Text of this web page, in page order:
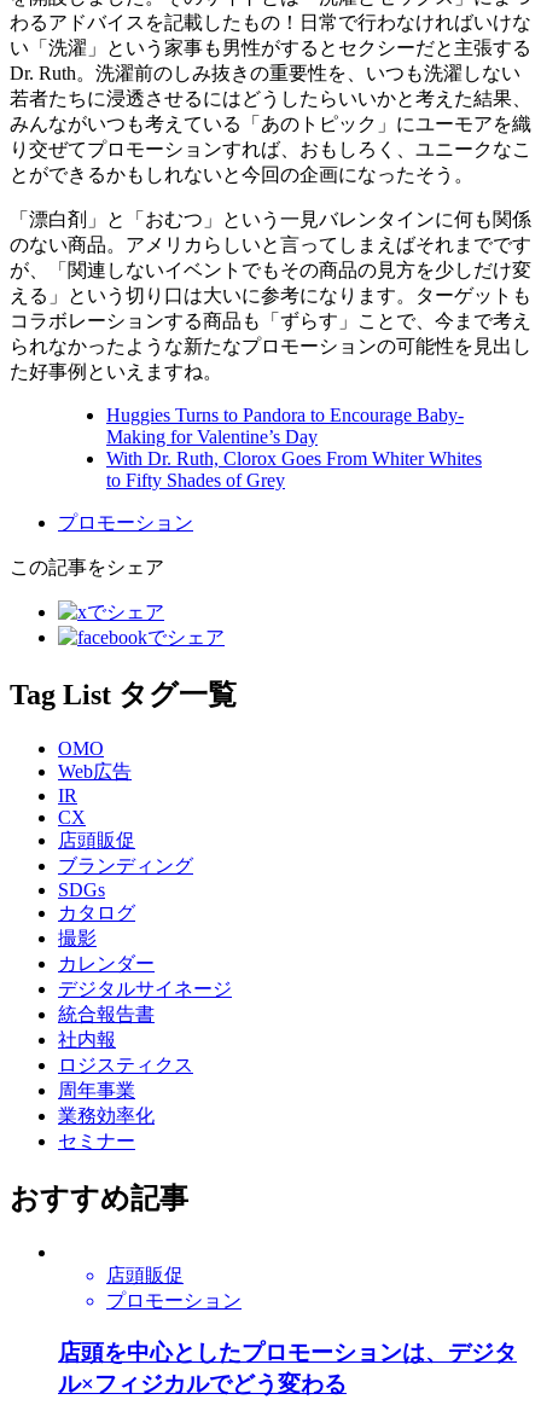
わるアドバイスを記載したもの！日常で行わなければいけな
い「洗濯」という家事も男性がするとセクシーだと主張する
Dr. Ruth。洗濯前のしみ抜きの重要性を、いつも洗濯しない
若者たちに浸透させるにはどうしたらいいかと考えた結果、
みんながいつも考えている「あのトピック」にユーモアを織
り交ぜてプロモーションすれば、おもしろく、ユニークなこ
とができるかもしれないと今回の企画になったそう。
「漂白剤」と「おむつ」という一見バレンタインに何も関係
のない商品。アメリカらしいと言ってしまえばそれまでです
が、「関連しないイベントでもその商品の見方を少しだけ変
える」という切り口は大いに参考になります。ターゲットも
コラボレーションする商品も「ずらす」ことで、今まで考え
られなかったような新たなプロモーションの可能性を見出し
た好事例といえますね。
Huggies Turns to Pandora to Encourage Baby-
Making for Valentine’s Day
With Dr. Ruth, Clorox Goes From Whiter Whites
to Fifty Shades of Grey
プロモーション
この記事をシェア
Tag List タグ一覧
OMO
Web広告
IR
CX
店頭販促
ブランディング
SDGs
カタログ
撮影
カレンダー
デジタルサイネージ
統合報告書
社内報
ロジスティクス
周年事業
業務効率化
セミナー
おすすめ記事
店頭販促
プロモーション
店頭を中心としたプロモーションは、デジタ
ル×フィジカルでどう変わる